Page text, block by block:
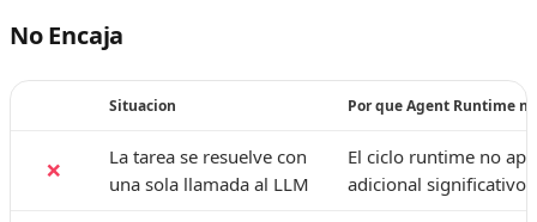
No Encaja
Situacion Por que Agent Runtime
❌
La tarea se resuelve con
una sola llamada al LLM
El ciclo runtime no
adicional significativo.